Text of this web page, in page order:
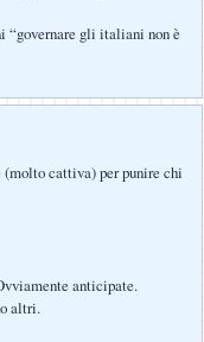
gli italiani non è
(molto cattiva) per punire chi
anticipate.
altri.